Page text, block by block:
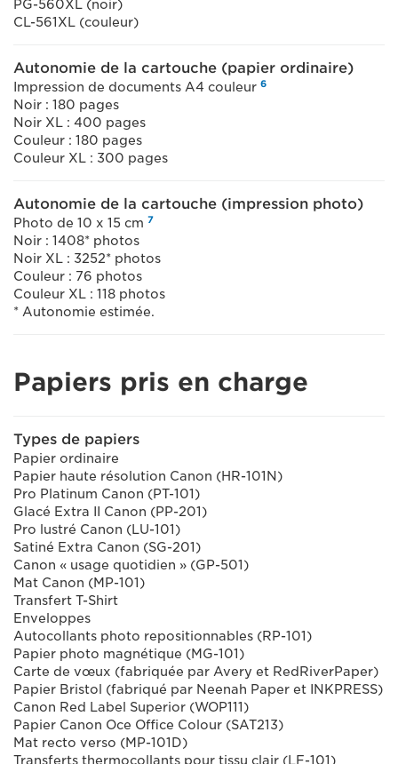
PG-560XL (noir)
CL-561XL (couleur)
Autonomie de la cartouche (papier ordinaire)
Impression de documents A4 couleur 6
Noir : 180 pages
Noir XL : 400 pages
Couleur : 180 pages
Couleur XL : 300 pages
Autonomie de la cartouche (impression photo)
Photo de 10 x 15 cm 7
Noir : 1408* photos
Noir XL : 3252* photos
Couleur : 76 photos
Couleur XL : 118 photos
* Autonomie estimée.
Papiers pris en charge
Types de papiers
Papier ordinaire
Papier haute résolution Canon (HR-101N)
Pro Platinum Canon (PT-101)
Glacé Extra II Canon (PP-201)
Pro lustré Canon (LU-101)
Satiné Extra Canon (SG-201)
Canon « usage quotidien » (GP-501)
Mat Canon (MP-101)
Transfert T-Shirt
Enveloppes
Autocollants photo repositionnables (RP-101)
Papier photo magnétique (MG-101)
Carte de vœux (fabriquée par Avery et RedRiverPaper)
Papier Bristol (fabriqué par Neenah Paper et INKPRESS)
Canon Red Label Superior (WOP111)
Papier Canon Oce Office Colour (SAT213)
Mat recto verso (MP-101D)
Transferts thermocollants pour tissu clair (LF-101)